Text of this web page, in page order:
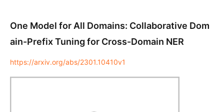
One Model for All Domains: Collaborative Dom
ain-Prefix Tuning for Cross-Domain NER
https://arxiv.org/abs/2301.10410v1